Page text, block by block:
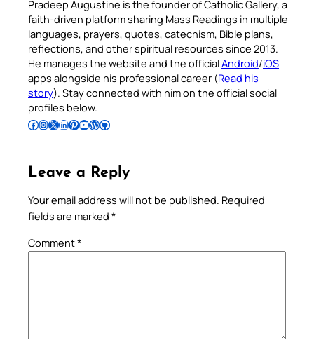
Pradeep Augustine is the founder of Catholic Gallery, a
faith-driven platform sharing Mass Readings in multiple
languages, prayers, quotes, catechism, Bible plans,
reflections, and other spiritual resources since 2013.
He manages the website and the officialAndroid/iOS
apps alongside his professional career (Read his
story). Stay connected with him on the official social
profiles below.
Follow Pradeep on Facebook Follow Pradeep on InstagramFollow Pradeep on X Follow Pradeep on LinkedIn Follow Pradeep on Pinterest Subscribe to Pradeep’s Youtube Channel Follow Pradeep on WordPress Follow Pradeep on GitHub
Leave a Reply
Your email address will not be published. Required
fields are marked *
Comment*